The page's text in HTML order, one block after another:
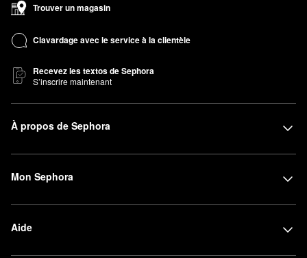
Trouver un magasin
Clavardage avec le service à la clientèle
Recevez les textos de Sephora
S’inscrire maintenant
À propos de Sephora
Mon Sephora
Aide